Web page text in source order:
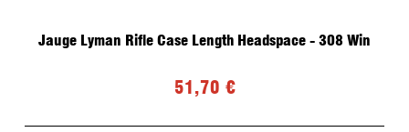
Jauge Lyman Rifle Case Length Headspace - 308 Win
51,70 €